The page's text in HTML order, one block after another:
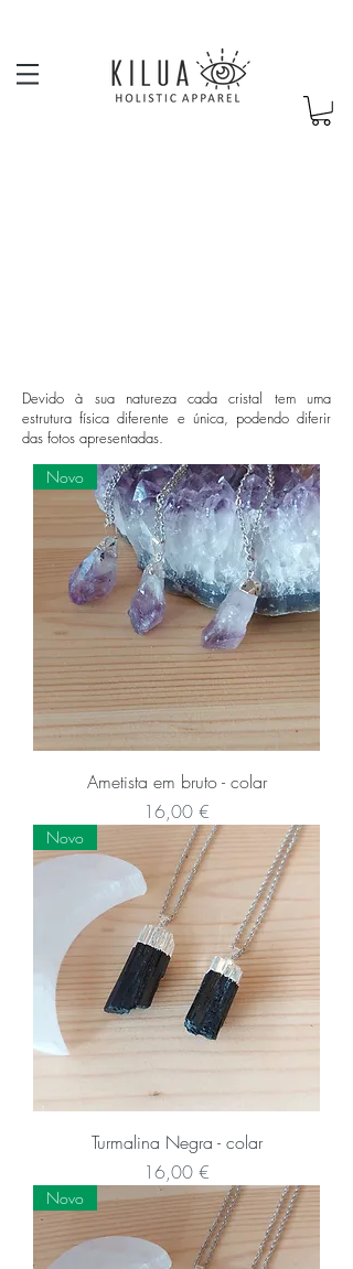
Novo
Ametista em bruto - colar
Preço
16,00 €
Novo
Turmalina Negra - colar
Preço
16,00 €
Novo
Devido à sua natureza cada cristal tem uma
estrutura física diferente e única, podendo diferir
das fotos apresentadas.